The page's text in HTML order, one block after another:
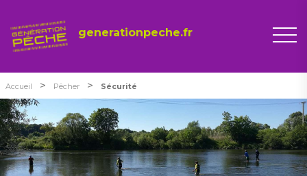
generationpeche.fr
Accueil > Pêcher > Sécurité